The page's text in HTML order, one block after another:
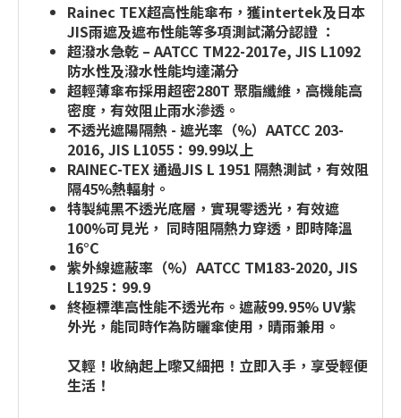
Rainec TEX超高性能傘布，獲intertek及日本
JIS雨遮及遮布性能等多項測試滿分認證 ：
超潑水急乾 – AATCC TM22-2017e, JIS L1092
防水性及潑水性能均達滿分
超輕薄傘布採用超密280T 聚脂纖維，高機能高
密度，有效阻止雨水滲透。
不透光遮陽隔熱 - 遮光率（%）AATCC 203-
2016, JIS L1055：99.99以上
RAINEC-TEX 通過JIS L 1951 隔熱測試，有效阻
隔45%熱輻射。
特製純黑不透光底層，實現零透光，有效遮
100%可見光， 同時阻隔熱力穿透，即時降溫
16°C
紫外線遮蔽率（%）AATCC TM183-2020, JIS
L1925：99.9
終極標準高性能不透光布。遮蔽99.95% UV紫
外光，能同時作為防曬傘使用，晴雨兼用。
又輕！收納起上嚟又細把！立即入手，享受輕便
生活！